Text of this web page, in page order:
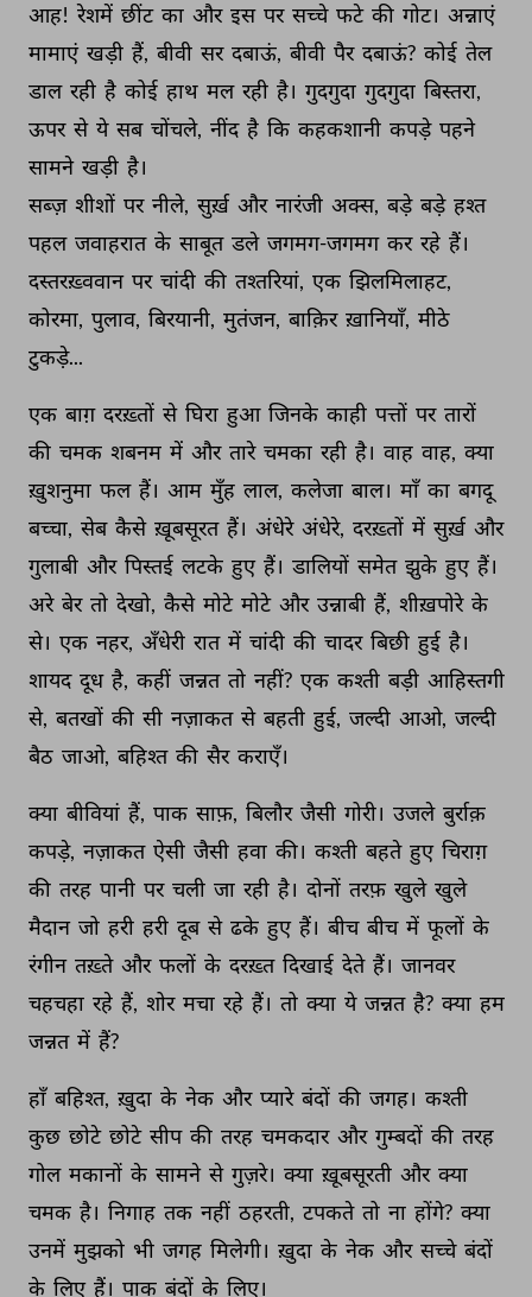
आह! रेशमें छींट का और इस पर सच्चे फटे की गोट। अन्नाएं
मामाएं खड़ी हैं, बीवी सर दबाऊं, बीवी पैर दबाऊं? कोई तेल
डाल रही है कोई हाथ मल रही है। गुदगुदा गुदगुदा बिस्तरा,
ऊपर से ये सब चोंचले, नींद है कि कहकशानी कपड़े पहने
सामने खड़ी है।
सब्ज़ शीशों पर नीले, सुर्ख़ और नारंजी अक्स, बड़े बड़े हश्त
पहल जवाहरात के साबूत डले जगमग-जगमग कर रहे हैं।
दस्तरख़्ववान पर चांदी की तश्तरियां, एक झिलमिलाहट,
कोरमा, पुलाव, बिरयानी, मुतंजन, बाक़िर ख़ानियाँ, मीठे
टुकड़े...
एक बाग़ दरख़्तों से घिरा हुआ जिनके काही पत्तों पर तारों
की चमक शबनम में और तारे चमका रही है। वाह वाह, क्या
ख़ुशनुमा फल हैं। आम मुँह लाल, कलेजा बाल। माँ का बगदू
बच्चा, सेब कैसे ख़ूबसूरत हैं। अंधेरे अंधेरे, दरख़्तों में सुर्ख़ और
गुलाबी और पिस्तई लटके हुए हैं। डालियों समेत झुके हुए हैं।
अरे बेर तो देखो, कैसे मोटे मोटे और उन्नाबी हैं, शीख़पोरे के
से। एक नहर, अँधेरी रात में चांदी की चादर बिछी हुई है।
शायद दूध है, कहीं जन्नत तो नहीं? एक कश्ती बड़ी आहिस्तगी
से, बतखों की सी नज़ाकत से बहती हुई, जल्दी आओ, जल्दी
बैठ जाओ, बहिश्त की सैर कराएँ।
क्या बीवियां हैं, पाक साफ़, बिलौर जैसी गोरी। उजले बुर्राक़
कपड़े, नज़ाकत ऐसी जैसी हवा की। कश्ती बहते हुए चिराग़
की तरह पानी पर चली जा रही है। दोनों तरफ़ खुले खुले
मैदान जो हरी हरी दूब से ढके हुए हैं। बीच बीच में फूलों के
रंगीन तख़्ते और फलों के दरख़्त दिखाई देते हैं। जानवर
चहचहा रहे हैं, शोर मचा रहे हैं। तो क्या ये जन्नत है? क्या हम
जन्नत में हैं?
हाँ बहिश्त, ख़ुदा के नेक और प्यारे बंदों की जगह। कश्ती
कुछ छोटे छोटे सीप की तरह चमकदार और गुम्बदों की तरह
गोल मकानों के सामने से गुज़रे। क्या ख़ूबसूरती और क्या
चमक है। निगाह तक नहीं ठहरती, टपकते तो ना होंगे? क्या
उनमें मुझको भी जगह मिलेगी। ख़ुदा के नेक और सच्चे बंदों
के लिए हैं। पाक बंदों के लिए।